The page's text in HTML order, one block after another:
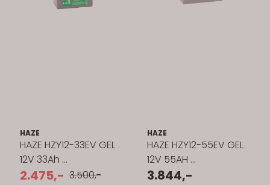
HAZE
HAZE HZY12-33EV GEL
12V 33Ah ...
2.475,- 3.500,-
HAZE
HAZE HZY12-55EV GEL
12V 55AH ...
3.844,-